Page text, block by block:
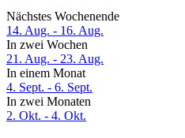
Nächstes Wochenende
14. Aug. - 16. Aug.
In zwei Wochen
21. Aug. - 23. Aug.
In einem Monat
4. Sept. - 6. Sept.
In zwei Monaten
2. Okt. - 4. Okt.